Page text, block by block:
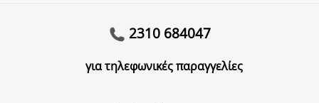
2310 684047
για τηλεφωνικές παραγγελίες